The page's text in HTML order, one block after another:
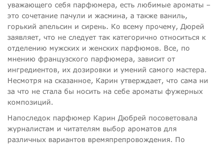
уважающего себя парфюмера, есть любимые ароматы –
это сочетание пачули и жасмина, а также ваниль,
горький апельсин и сирень. Ко всему прочему, Дюрей
заявляет, что не следует так категорично относиться к
отделению мужских и женских парфюмов. Все, по
мнению французского парфюмера, зависит от
ингредиентов, их дозировки и умений самого мастера.
Несмотря на сказанное, Карин утверждает, что сама ни
за что не стала бы носить на себе ароматы фужерных
композиций.
Напоследок парфюмер Карин Дюбрей посоветовала
журналистам и читателям выбор ароматов для
различных вариантов времяпрепровождения. По